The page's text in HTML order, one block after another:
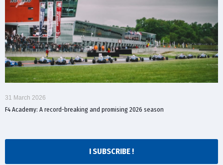
31 March 2026
F4 Academy: A record-breaking and promising 2026 season
I SUBSCRIBE !